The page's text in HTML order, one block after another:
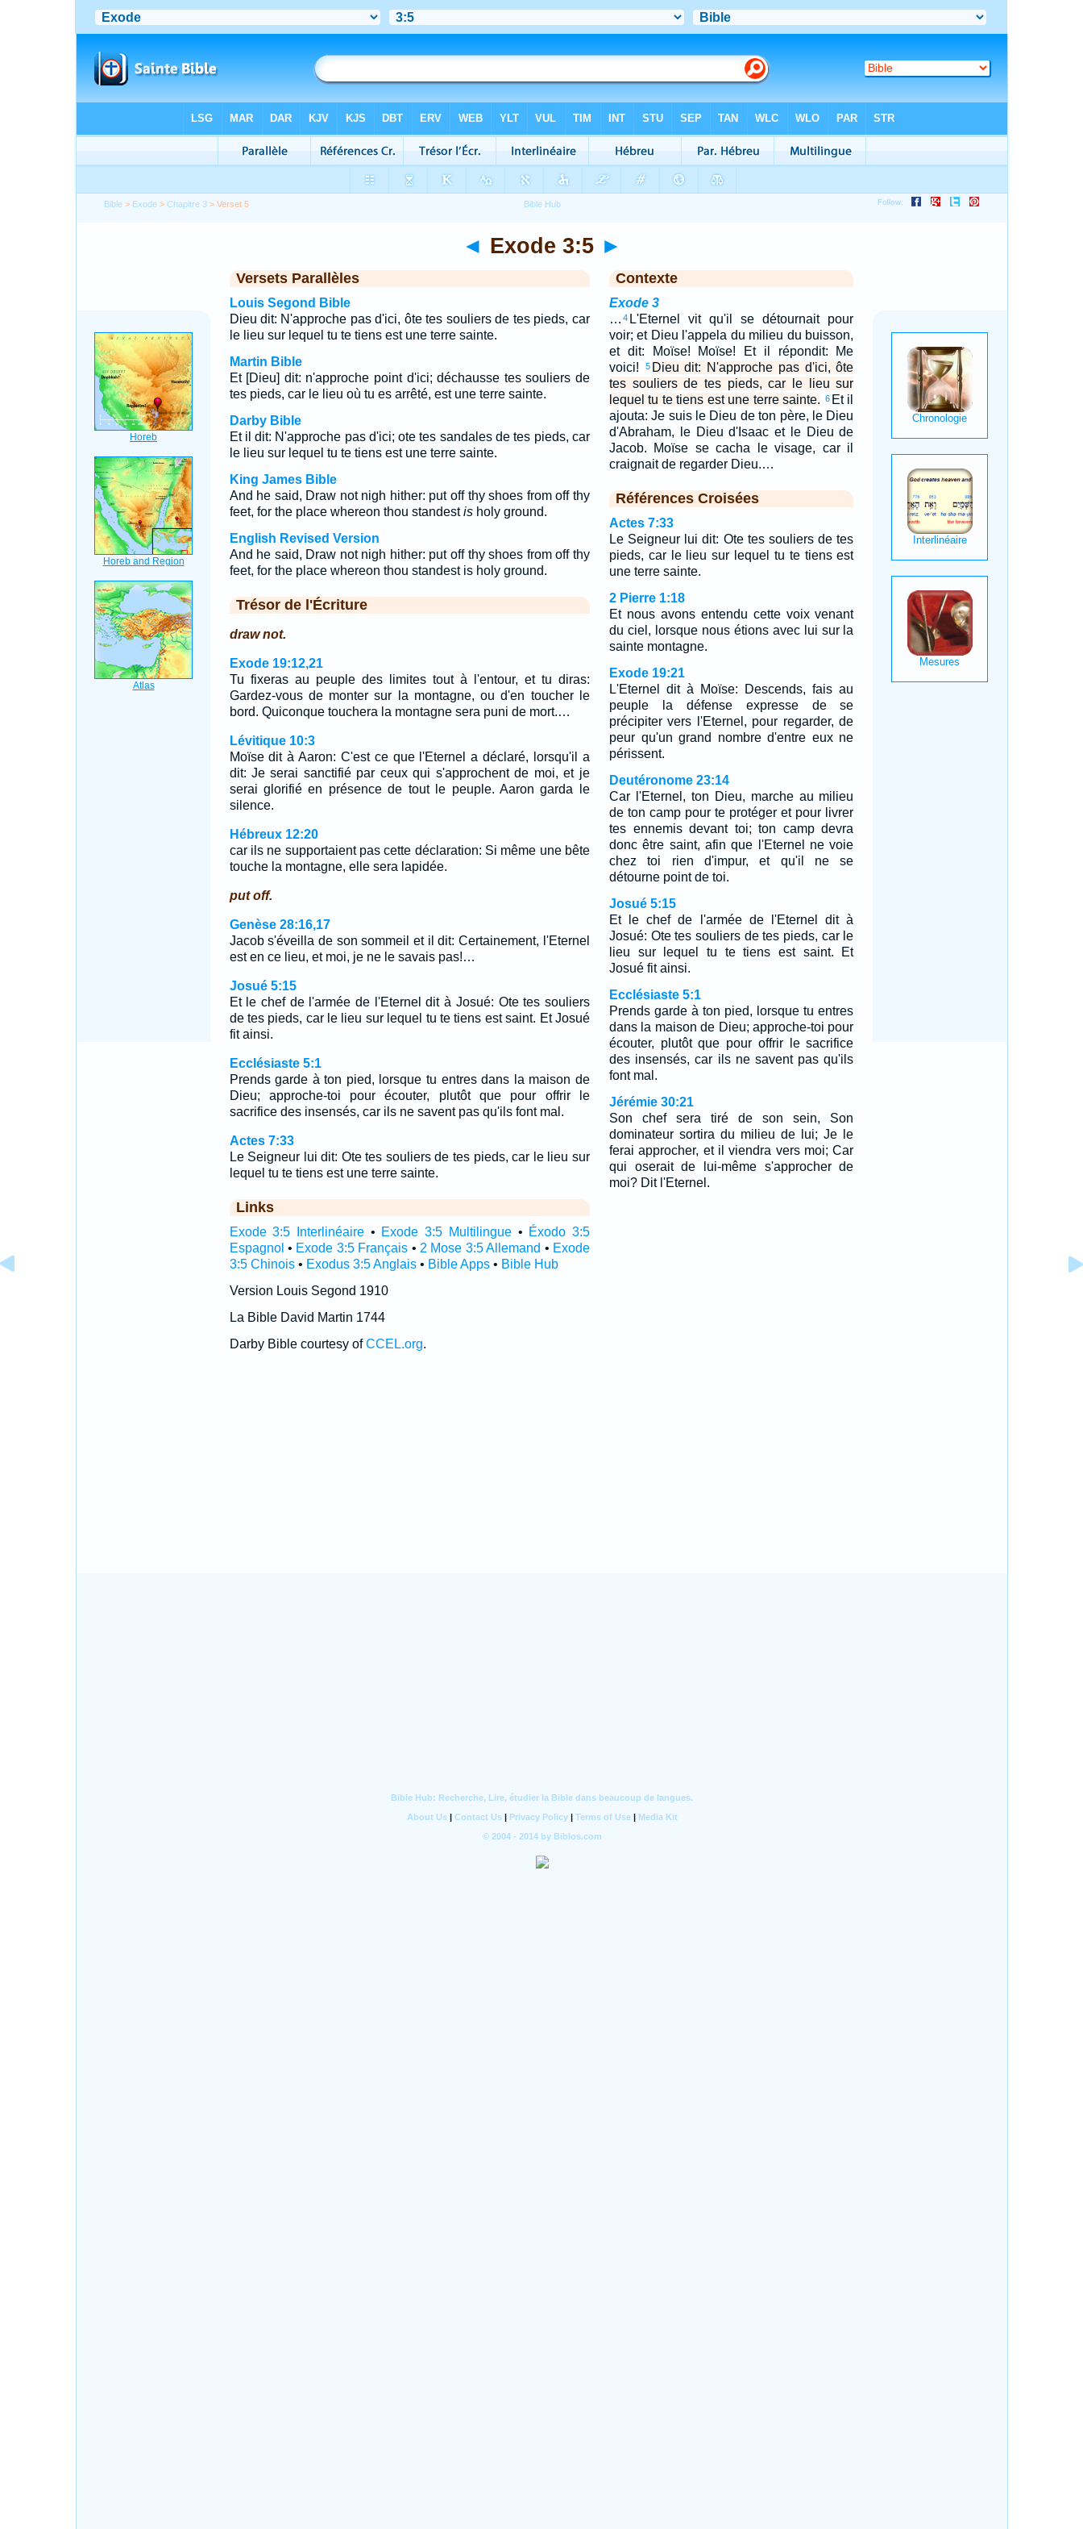
Bible > Exode >Chapitre 3 > Verset 5
◄ Exode 3:5 ►
Versets Parallèles
Louis Segond Bible
Dieu dit: N'approche pas d'ici, ôte tes souliers de tes pieds, car
le lieu sur lequel tu te tiens est une terre sainte.
Martin Bible
Et [Dieu] dit: n'approche point d'ici; déchausse tes souliers de
tes pieds, car le lieu où tu es arrêté, est une terre sainte.
Darby Bible
Et il dit: N'approche pas d'ici; ote tes sandales de tes pieds, car
le lieu sur lequel tu te tiens est une terre sainte.
King James Bible
And he said, Draw not nigh hither: put off thy shoes from off thy
feet, for the place whereon thou standestisholy ground.
English Revised Version
And he said, Draw not nigh hither: put off thy shoes from off thy
feet, for the place whereon thou standest is holy ground.
Trésor de l'Écriture
draw not.
Exode 19:12,21
Tu fixeras au peuple des limites tout à l'entour, et tu diras:
Gardez-vous de monter sur la montagne, ou d'en toucher le
bord. Quiconque touchera la montagne sera puni de mort.…
Lévitique 10:3
Moïse dit à Aaron: C'est ce que l'Eternel a déclaré, lorsqu'il a
dit: Je serai sanctifié par ceux qui s'approchent de moi, et je
serai glorifié en présence de tout le peuple. Aaron garda le
silence.
Hébreux 12:20
car ils ne supportaient pas cette déclaration: Si même une bête
touche la montagne, elle sera lapidée.
put off.
Genèse 28:16,17
Jacob s'éveilla de son sommeil et il dit: Certainement, l'Eternel
est en ce lieu, et moi, je ne le savais pas!…
Josué 5:15
Et le chef de l'armée de l'Eternel dit à Josué: Ote tes souliers
de tes pieds, car le lieu sur lequel tu te tiens est saint. Et Josué
fit ainsi.
Ecclésiaste 5:1
Prends garde à ton pied, lorsque tu entres dans la maison de
Dieu; approche-toi pour écouter, plutôt que pour offrir le
sacrifice des insensés, car ils ne savent pas qu'ils font mal.
Actes 7:33
Le Seigneur lui dit: Ote tes souliers de tes pieds, car le lieu sur
lequel tu te tiens est une terre sainte.
Links
Exode 3:5 Interlinéaire• Exode 3:5 Multilingue• Éxodo 3:5
Espagnol • Exode 3:5 Français • 2 Mose 3:5 Allemand • Exode
3:5 Chinois• Exodus 3:5 Anglais• Bible Apps• Bible Hub
Version Louis Segond 1910
La Bible David Martin 1744
Darby Bible courtesy ofCCEL.org.
Contexte
Exode 3
… 4 L'Eternel vit qu'il se détournait pour
voir; et Dieu l'appela du milieu du buisson,
et dit: Moïse! Moïse! Et il répondit: Me
voici!
5 Dieu dit: N'approche pas d'ici, ôte
tes souliers de tes pieds, car le lieu sur
lequel tu te tiens est une terre sainte. 6 Et il
ajouta: Je suis le Dieu de ton père, le Dieu
d'Abraham, le Dieu d'Isaac et le Dieu de
Jacob. Moïse se cacha le visage, car il
craignait de regarder Dieu.…
Références Croisées
Actes 7:33
Le Seigneur lui dit: Ote tes souliers de tes
pieds, car le lieu sur lequel tu te tiens est
une terre sainte.
2 Pierre 1:18
Et nous avons entendu cette voix venant
du ciel, lorsque nous étions avec lui sur la
sainte montagne.
Exode 19:21
L'Eternel dit à Moïse: Descends, fais au
peuple la défense expresse de se
précipiter vers l'Eternel, pour regarder, de
peur qu'un grand nombre d'entre eux ne
périssent.
Deutéronome 23:14
Car l'Eternel, ton Dieu, marche au milieu
de ton camp pour te protéger et pour livrer
tes ennemis devant toi; ton camp devra
donc être saint, afin que l'Eternel ne voie
chez toi rien d'impur, et qu'il ne se
détourne point de toi.
Josué 5:15
Et le chef de l'armée de l'Eternel dit à
Josué: Ote tes souliers de tes pieds, car le
lieu sur lequel tu te tiens est saint. Et
Josué fit ainsi.
Ecclésiaste 5:1
Prends garde à ton pied, lorsque tu entres
dans la maison de Dieu; approche-toi pour
écouter, plutôt que pour offrir le sacrifice
des insensés, car ils ne savent pas qu'ils
font mal.
Jérémie 30:21
Son chef sera tiré de son sein, Son
dominateur sortira du milieu de lui; Je le
ferai approcher, et il viendra vers moi; Car
qui oserait de lui-même s'approcher de
moi? Dit l'Eternel.